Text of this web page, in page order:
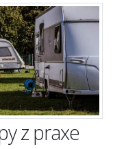
z praxe